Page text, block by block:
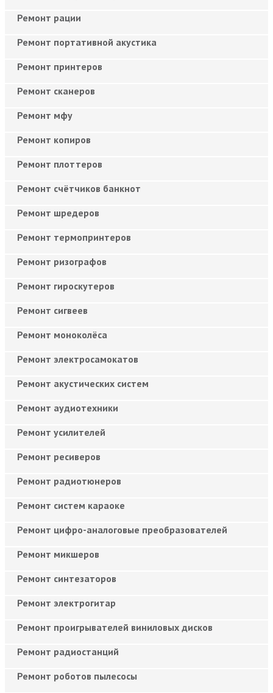
Ремонт рации
Ремонт портативной акустика
Ремонт принтеров
Ремонт сканеров
Ремонт мфу
Ремонт копиров
Ремонт плоттеров
Ремонт счётчиков банкнот
Ремонт шредеров
Ремонт термопринтеров
Ремонт ризографов
Ремонт гироскутеров
Ремонт сигвеев
Ремонт моноколёса
Ремонт электросамокатов
Ремонт акустических систем
Ремонт аудиотехники
Ремонт усилителей
Ремонт ресиверов
Ремонт радиотюнеров
Ремонт систем караоке
Ремонт цифро-аналоговые преобразователей
Ремонт микшеров
Ремонт синтезаторов
Ремонт электрогитар
Ремонт проигрывателей виниловых дисков
Ремонт радиостанций
Ремонт роботов пылесосы